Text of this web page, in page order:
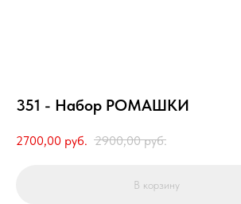
351 - Набор РОМАШКИ
2700,00 руб. 2900,00 руб.
В корзину